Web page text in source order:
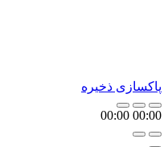
پاکسازی ذخیره
00:00
00:00